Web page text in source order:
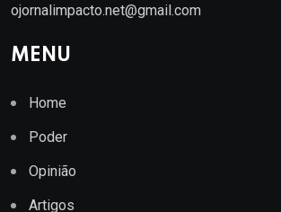
ojornalimpacto.net@gmail.com
MENU
Home
Poder
Opinião
Artigos